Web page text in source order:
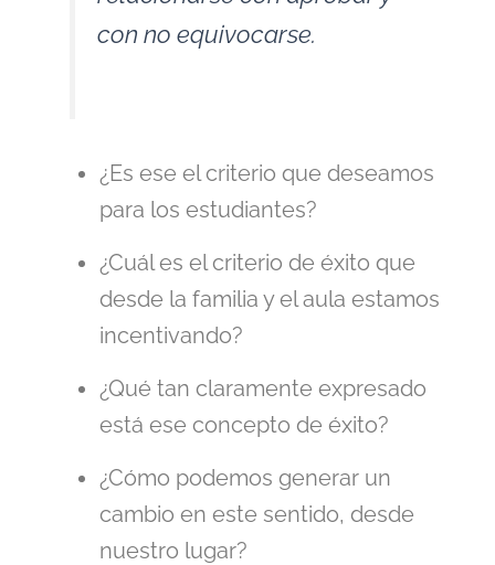
con no equivocarse.
¿Es ese el criterio que deseamos
para los estudiantes?
¿Cuál es el criterio de éxito que
desde la familia y el aula estamos
incentivando?
¿Qué tan claramente expresado
está ese concepto de éxito?
¿Cómo podemos generar un
cambio en este sentido, desde
nuestro lugar?